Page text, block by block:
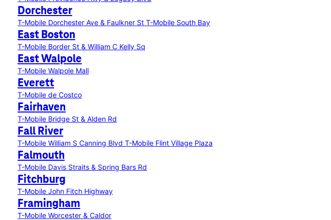
Dorchester
T-Mobile Dorchester Ave & Faulkner St T-Mobile South Bay
East Boston
T-Mobile Border St & William C Kelly Sq
East Walpole
T-Mobile Walpole Mall
Everett
T-Mobile de Costco
Fairhaven
T-Mobile Bridge St & Alden Rd
Fall River
T-Mobile William S Canning Blvd T-Mobile Flint Village Plaza
Falmouth
T-Mobile Davis Straits & Spring Bars Rd
Fitchburg
T-Mobile John Fitch Highway
Framingham
T-Mobile Worcester & Caldor